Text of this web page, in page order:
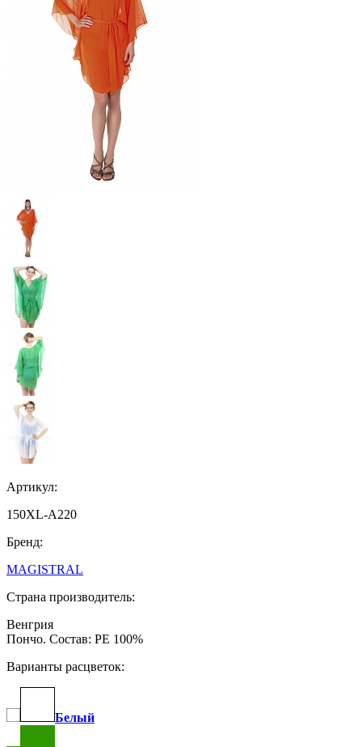
Артикул:
150XL-A220
Бренд:
MAGISTRAL
Страна производитель:
Венгрия
Пончо. Состав: PE 100%
Варианты расцветок:
Белый